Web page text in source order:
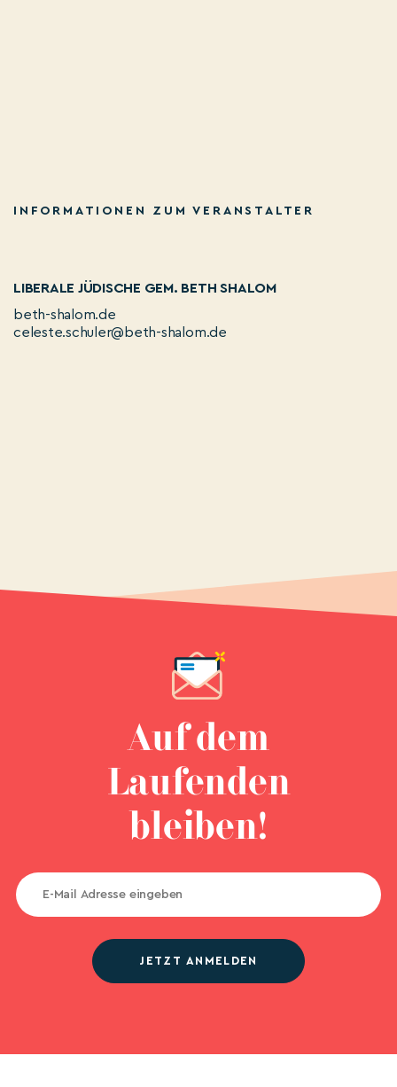
INFORMATIONEN ZUM VERANSTALTER
LIBERALE JÜDISCHE GEM. BETH SHALOM
beth-shalom.de
celeste.schuler@beth-shalom.de
Auf dem
Laufenden
bleiben!
JETZT ANMELDEN